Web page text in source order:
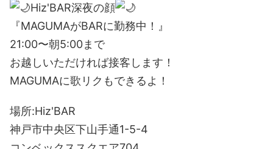
Hiz'BAR深夜の顔
『MAGUMAがBARに勤務中！』
21:00〜朝5:00まで
お越しいただければ接客します！
MAGUMAに歌リクもできるよ！
場所:Hiz'BAR
神戸市中央区下山手通1-5-4